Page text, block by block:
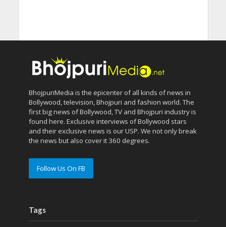
BhojpuriMedia is the epicenter of all kinds of news in
Bollywood, television, Bhojpuri and fashion world. The
first big news of Bollywood, TV and Bhojpuri industry is
found here. Exclusive interviews of Bollywood stars
and their exclusive news is our USP. We not only break
the news but also cover it 360 degrees.
Follow Us On FB
Tags